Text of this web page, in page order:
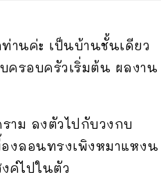
ท่านค่ะ เป็นบ้านชั้นเดียว
รอบครัวเริ่มต้น ผลงาน
ม ลงตัวไปกับวงกบ
งลอนทรงเพิงหมาแหงน
ค์ไปในตัว